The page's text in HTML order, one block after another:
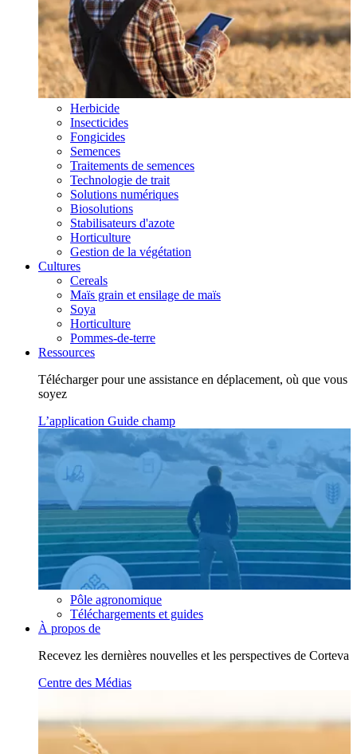
Herbicide
Insecticides
Fongicides
Semences
Traitements de semences
Technologie de trait
Solutions numériques
Biosolutions
Stabilisateurs d'azote
Horticulture
Gestion de la végétation
Cultures
Cereals
Maïs grain et ensilage de maïs
Soya
Horticulture
Pommes-de-terre
Ressources
Télécharger pour une assistance en déplacement, où que vous
soyez
L’application Guide champ
Pôle agronomique
Téléchargements et guides
À propos de
Recevez les dernières nouvelles et les perspectives de Corteva
Centre des Médias